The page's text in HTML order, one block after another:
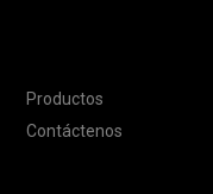
Productos
Contáctenos